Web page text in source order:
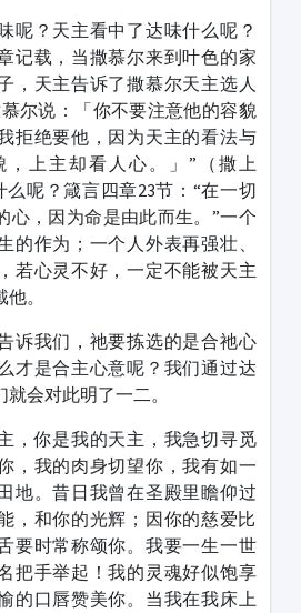
呢？天主看中了达味什么呢？
记载，当撒慕尔来到叶色的家
，天主告诉了撒慕尔天主选人
尔说：「你不要注意他的容貌
拒绝要他，因为天主的看法与
，上主却看人心。」”（撒上
么呢？箴言四章23节：“在一切
心，因为命是由此而生。”一个
的作为；一个人外表再强壮、
若心灵不好，一定不能被天主
。
诉我们，祂要拣选的是合祂心
才是合主心意呢？我们通过达
会对此明了一二。
，你是我的天主，我急切寻觅
，我的肉身切望你，我有如一
地。昔日我曾在圣殿里瞻仰过
，和你的光辉；因你的慈爱比
要时常称颂你。我要一生一世
把手举起！我的灵魂好似饱享
的口唇赞美你。当我在我床上